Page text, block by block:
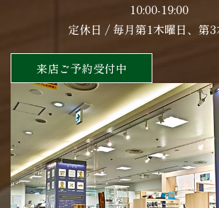
10:00-19:00
定休日 / 毎月第1木曜日、第3
来店ご予約受付中